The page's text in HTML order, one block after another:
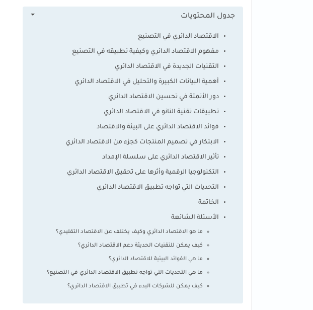
جدول المحتويات
الاقتصاد الدائري في التصنيع
مفهوم الاقتصاد الدائري وكيفية تطبيقه في التصنيع
التقنيات الجديدة في الاقتصاد الدائري
أهمية البيانات الكبيرة والتحليل في الاقتصاد الدائري
دور الأتمتة في تحسين الاقتصاد الدائري
تطبيقات تقنية النانو في الاقتصاد الدائري
فوائد الاقتصاد الدائري على البيئة والاقتصاد
الابتكار في تصميم المنتجات كجزء من الاقتصاد الدائري
تأثير الاقتصاد الدائري على سلسلة الإمداد
التكنولوجيا الرقمية وأثرها على تحقيق الاقتصاد الدائري
التحديات التي تواجه تطبيق الاقتصاد الدائري
الخاتمة
الأسئلة الشائعة
ما هو الاقتصاد الدائري وكيف يختلف عن الاقتصاد التقليدي؟
كيف يمكن للتقنيات الحديثة دعم الاقتصاد الدائري؟
ما هي الفوائد البيئية للاقتصاد الدائري؟
ما هي التحديات التي تواجه تطبيق الاقتصاد الدائري في التصنيع؟
كيف يمكن للشركات البدء في تطبيق الاقتصاد الدائري؟